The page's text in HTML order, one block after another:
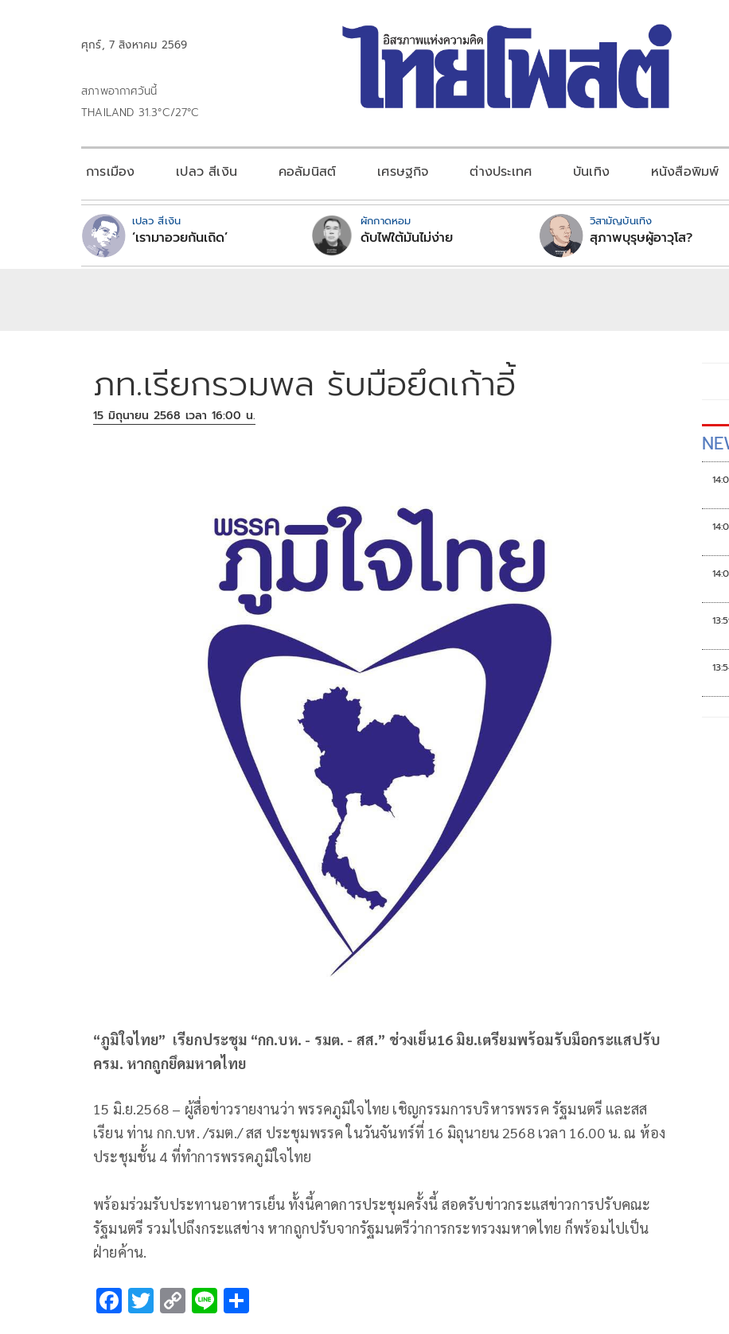
ศุกร์, 7 สิงหาคม 2569
สภาพอากาศวันนี้
THAILAND 31.3°C/27°C
การเมือง เปลว สีเงิน คอลัมนิสต์ เศรษฐกิจ ต่างประเทศ บันเทิง หนังสือพิมพ์
เปลว สีเงิน
‘เรามาอวยกันเถิด’
ผักกาดหอม
ดับไฟใต้มันไม่ง่าย
วิสามัญบันเทิง
สุภาพบุรุษผู้อาวุโส?
ภท.เรียกรวมพล รับมือยึดเก้าอี้
15 มิถุนายน 2568 เวลา 16:00 น.
“ภูมิใจไท​ย” เรียกประชุม “กก.บห.​ -​ รมต.​ -​ สส.” ช่วงเย็น16 มิย.เตรียมพร้อมรับมือกระแสปรับ
ครม. หากถูกยึดมหาดไทย
15 มิ.ย.2568 – ผู้สื่อข่าวรายงานว่า พรรคภูมิใจ​ไทย​ เชิญกรรมการบริหารพรรค รัฐมนตรี และสส
เรียน ท่าน กก.บห. /รมต./ สส ประชุมพรรค​ ในวันจันทร์ที่ 16 มิถุนายน 2568 เวลา 16.00 น. ณ ห้อง
ประชุมชั้น 4 ที่ทำการพรรคภูมิใจไทย
พร้อมร่วมรับประทานอาหารเย็น​ ทั้งนี้คาดการประชุมครั้งนี้ สอดรับข่าวกระแสข่าวการปรับคณะ
รัฐมนตรี​ รวมไปถึงกระแสข่าง หากถูกปรับจากรัฐมนตรีว่าการกระทรวงมหาดไทย ก็พร้อมไปเป็น
ฝ่ายค้าน.
F T C Li